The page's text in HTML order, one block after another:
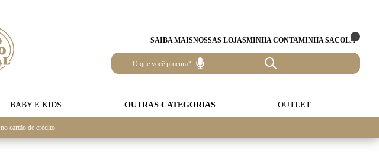
SAIBA MAISNOSSAS LOJASMINHA CONTAMINHA SACOLA
BABY E KIDS OUTRAS CATEGORIAS OUTLET
no cartão de crédito.